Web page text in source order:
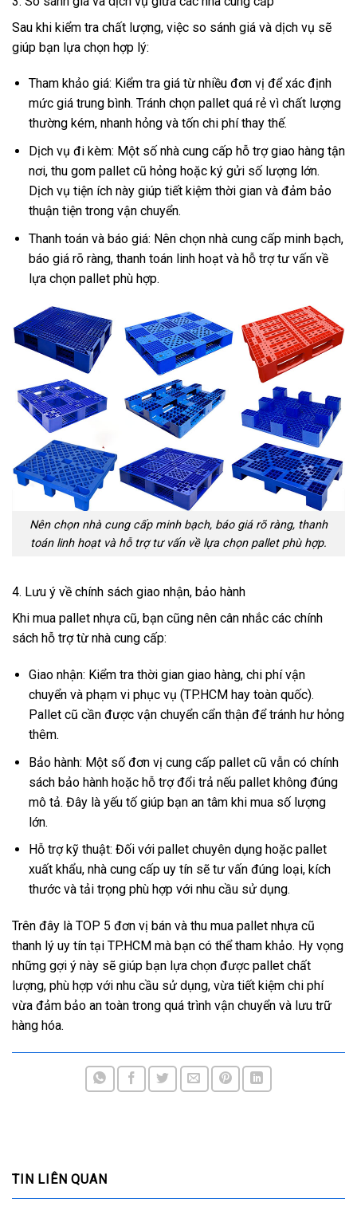
Sau khi kiểm tra chất lượng, việc so sánh giá và dịch vụ sẽ
giúp bạn lựa chọn hợp lý:
Tham khảo giá: Kiểm tra giá từ nhiều đơn vị để xác định
mức giá trung bình. Tránh chọn pallet quá rẻ vì chất lượng
thường kém, nhanh hỏng và tốn chi phí thay thế.
Dịch vụ đi kèm: Một số nhà cung cấp hỗ trợ giao hàng tận
nơi, thu gom pallet cũ hỏng hoặc ký gửi số lượng lớn.
Dịch vụ tiện ích này giúp tiết kiệm thời gian và đảm bảo
thuận tiện trong vận chuyển.
Thanh toán và báo giá: Nên chọn nhà cung cấp minh bạch,
báo giá rõ ràng, thanh toán linh hoạt và hỗ trợ tư vấn về
lựa chọn pallet phù hợp.
Nên chọn nhà cung cấp minh bạch, báo giá rõ ràng, thanh
toán linh hoạt và hỗ trợ tư vấn về lựa chọn pallet phù hợp.
4. Lưu ý về chính sách giao nhận, bảo hành
Khi mua pallet nhựa cũ, bạn cũng nên cân nhắc các chính
sách hỗ trợ từ nhà cung cấp:
Giao nhận: Kiểm tra thời gian giao hàng, chi phí vận
chuyển và phạm vi phục vụ (TP.HCM hay toàn quốc).
Pallet cũ cần được vận chuyển cẩn thận để tránh hư hỏng
thêm.
Bảo hành: Một số đơn vị cung cấp pallet cũ vẫn có chính
sách bảo hành hoặc hỗ trợ đổi trả nếu pallet không đúng
mô tả. Đây là yếu tố giúp bạn an tâm khi mua số lượng
lớn.
Hỗ trợ kỹ thuật: Đối với pallet chuyên dụng hoặc pallet
xuất khẩu, nhà cung cấp uy tín sẽ tư vấn đúng loại, kích
thước và tải trọng phù hợp với nhu cầu sử dụng.
Trên đây là TOP 5 đơn vị bán và thu mua pallet nhựa cũ
thanh lý uy tín tại TP.HCM mà bạn có thể tham khảo. Hy vọng
những gợi ý này sẽ giúp bạn lựa chọn được pallet chất
lượng, phù hợp với nhu cầu sử dụng, vừa tiết kiệm chi phí
vừa đảm bảo an toàn trong quá trình vận chuyển và lưu trữ
hàng hóa.
TIN LIÊN QUAN